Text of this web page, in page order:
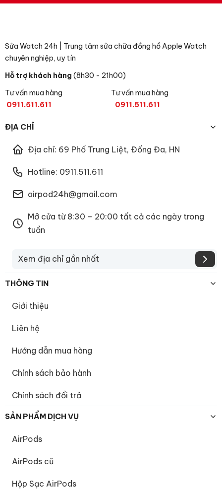
Sửa Watch 24h | Trung tâm sửa chữa đồng hồ Apple Watch
chuyên nghiệp, uy tín
Hỗ trợ khách hàng (8h30 - 21h00)
Tư vấn mua hàng
0911.511.611
Tư vấn mua hàng
0911.511.611
ĐỊA CHỈ
Địa chỉ: 69 Phố Trung Liệt, Đống Đa, HN
Hotline: 0911.511.611
airpod24h@gmail.com
Mở cửa từ 8:30 – 20:00 tất cả các ngày trong
tuần
Xem địa chỉ gần nhất
THÔNG TIN
Giới thiệu
Liên hệ
Hướng dẫn mua hàng
Chính sách bảo hành
Chính sách đổi trả
SẢN PHẨM DỊCH VỤ
AirPods
AirPods cũ
Hộp Sạc AirPods